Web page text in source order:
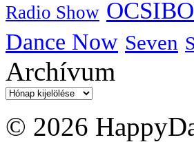
Radio Show
Dance Now Seven
Archívum
Archívum
© 2026